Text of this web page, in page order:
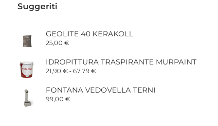
Suggeriti
GEOLITE 40 KERAKOLL
25,00 €
IDROPITTURA TRASPIRANTE MURPAINT
21,90 €-67,79€Fascia
da
FONTANA VEDOVELLA TERNI
99,00 €